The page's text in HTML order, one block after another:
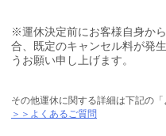
※運休決定前にお客様自身か
合、既定のキャンセル料が発
うお願い申し上げます。
その他運休に関する詳細は下記の
＞＞よくあるご質問